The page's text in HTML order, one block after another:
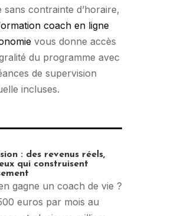
sans contrainte d’horaire,
coach en ligne
vous donne accès
du programme avec
de supervision
incluses.
: des revenus réels,
qui construisent
gagne un coach de vie ?
euros par mois au